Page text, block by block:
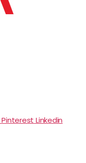
Pinterest Linkedin